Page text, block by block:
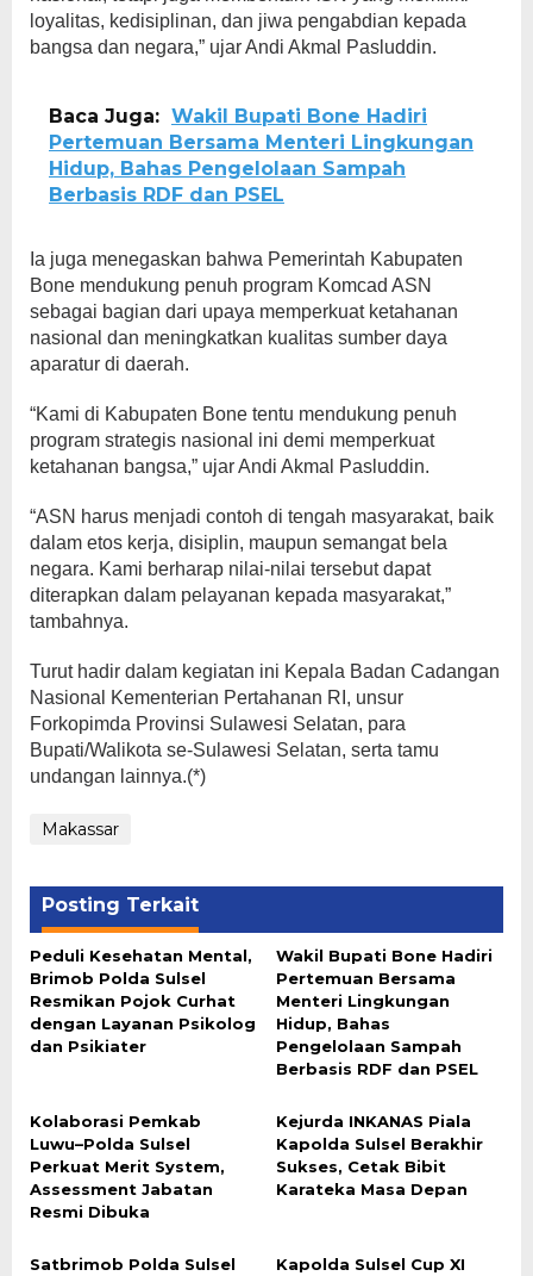
loyalitas, kedisiplinan, dan jiwa pengabdian kepada
bangsa dan negara,” ujar Andi Akmal Pasluddin.
Baca Juga: Wakil Bupati Bone Hadiri
Pertemuan Bersama Menteri Lingkungan
Hidup, Bahas Pengelolaan Sampah
Berbasis RDF dan PSEL
Ia juga menegaskan bahwa Pemerintah Kabupaten
Bone mendukung penuh program Komcad ASN
sebagai bagian dari upaya memperkuat ketahanan
nasional dan meningkatkan kualitas sumber daya
aparatur di daerah.
“Kami di Kabupaten Bone tentu mendukung penuh
program strategis nasional ini demi memperkuat
ketahanan bangsa,” ujar Andi Akmal Pasluddin.
“ASN harus menjadi contoh di tengah masyarakat, baik
dalam etos kerja, disiplin, maupun semangat bela
negara. Kami berharap nilai-nilai tersebut dapat
diterapkan dalam pelayanan kepada masyarakat,”
tambahnya.
Turut hadir dalam kegiatan ini Kepala Badan Cadangan
Nasional Kementerian Pertahanan RI, unsur
Forkopimda Provinsi Sulawesi Selatan, para
Bupati/Walikota se-Sulawesi Selatan, serta tamu
undangan lainnya.(*)
Makassar
Posting Terkait
Peduli Kesehatan Mental,
Brimob Polda Sulsel
Resmikan Pojok Curhat
dengan Layanan Psikolog
dan Psikiater
Wakil Bupati Bone Hadiri
Pertemuan Bersama
Menteri Lingkungan
Hidup, Bahas
Pengelolaan Sampah
Berbasis RDF dan PSEL
Kolaborasi Pemkab
Luwu–Polda Sulsel
Perkuat Merit System,
Assessment Jabatan
Resmi Dibuka
Kejurda INKANAS Piala
Kapolda Sulsel Berakhir
Sukses, Cetak Bibit
Karateka Masa Depan
Satbrimob Polda Sulsel
Kapolda Sulsel Cup XI